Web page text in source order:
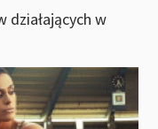
działających w